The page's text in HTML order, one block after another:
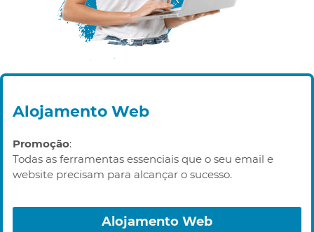
Alojamento Web
Promoção:
Todas as ferramentas essenciais que o seu email e
website precisam para alcançar o sucesso.
Alojamento Web